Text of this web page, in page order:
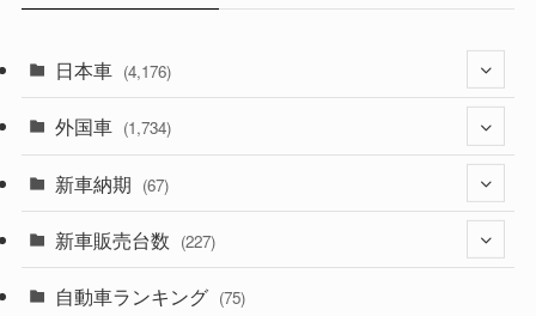
日本車 (4,176)
(1,322)
(330)
外国車 (1,734)
(242)
新車納期 (67)
(28)
(8)
新車販売台数 (227)
(21)
自動車ランキング (75)